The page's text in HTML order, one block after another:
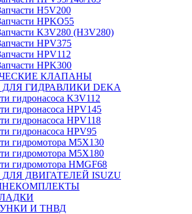
H5V200
HPKO55
K3V280 (H3V280)
HPV375
HPV112
HPK300
КЛАПАНЫ
ГИДРАВЛИКИ DEKA
гидронасоса K3V112
гидронасоса HPV145
гидронасоса HPV118
гидронасоса HPV95
гидромотора M5X130
гидромотора M5X180
гидромотора HMGF68
ДВИГАТЕЛЕЙ ISUZU
И ТНВД